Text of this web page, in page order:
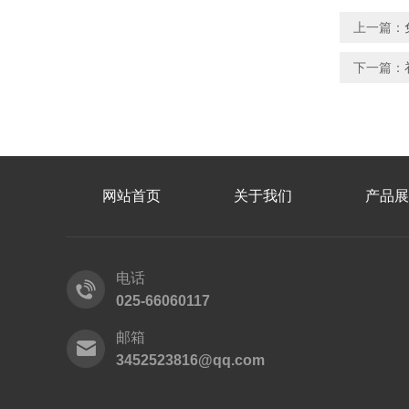
上一篇：
下一篇：
网站首页 关于我们 产品
电话
025-66060117
邮箱
3452523816@qq.com